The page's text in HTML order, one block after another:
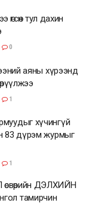
өгсөн тул дахин
0
аяны хүрээнд
1
хүчингүй
83 дүрэм журмыг
1
ДЭЛХИЙН
тамирчин